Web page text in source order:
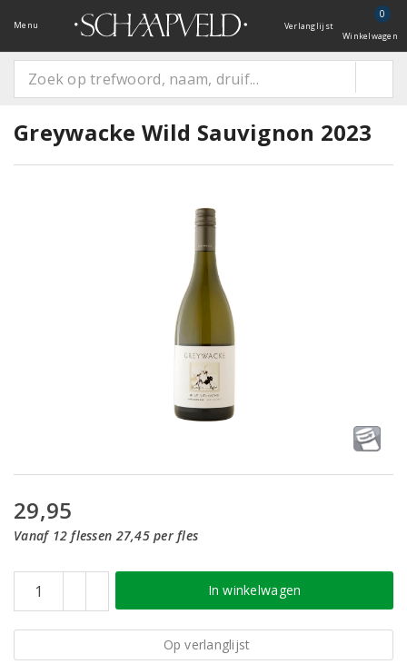
Menu Verlanglijst
0
Winkelwagen
Greywacke Wild Sauvignon 2023
29,95
Vanaf 12 flessen 27,45 per fles
In winkelwagen
Op verlanglijst